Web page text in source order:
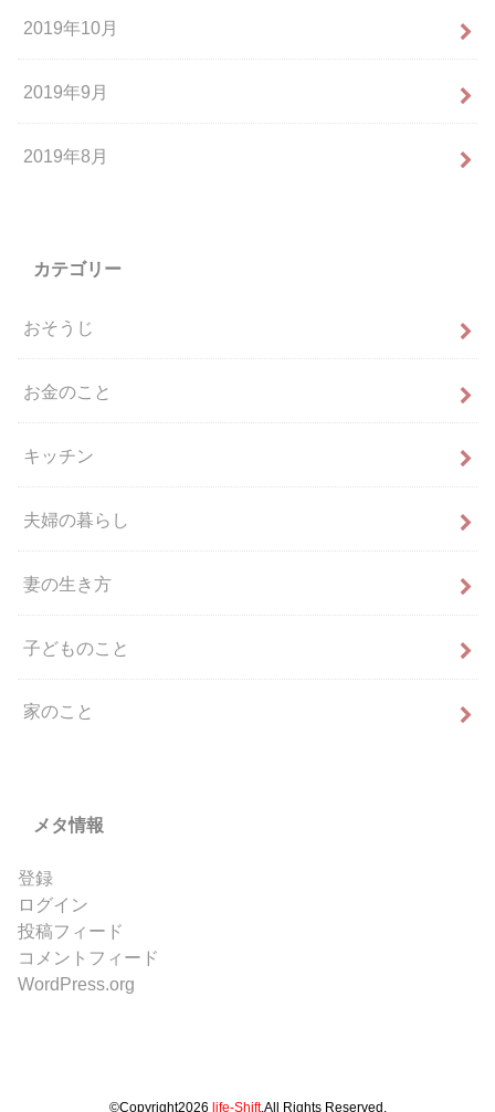
2019年10月
2019年9月
2019年8月
カテゴリー
おそうじ
お金のこと
キッチン
夫婦の暮らし
妻の生き方
子どものこと
家のこと
メタ情報
登録
ログイン
投稿フィード
コメントフィード
WordPress.org
©Copyright2026 life-Shift.All Rights Reserved.